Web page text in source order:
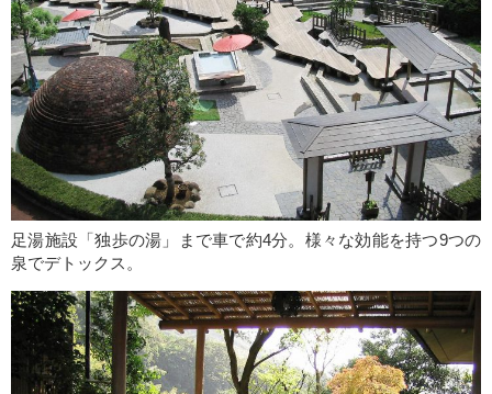
足湯施設「独歩の湯」まで車で約4分。様々な効能を持つ9つの
泉でデトックス。